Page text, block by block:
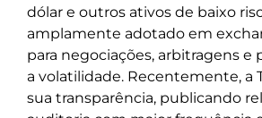
dólar e outros ativos de baixo
amplamente adotado em
para negociações, arbitragens e
a volatilidade. Recentemente, a
sua transparência, publicando